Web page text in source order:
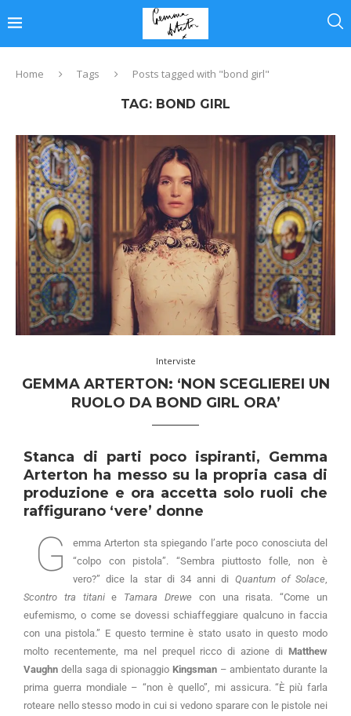
Home Tags Posts tagged with "bond girl"
TAG: BOND GIRL
Interviste
GEMMA ARTERTON: ‘NON SCEGLIEREI UN
RUOLO DA BOND GIRL ORA’
Stanca di parti poco ispiranti, Gemma
Arterton ha messo su la propria casa di
produzione e ora accetta solo ruoli che
raffigurano ‘vere’ donne
G
emma Arterton sta spiegando l’arte poco conosciuta del
“colpo con pistola”. “Sembra piuttosto folle, non è
vero?” dice la star di 34 anni di Quantum of Solace
Scontro tra titanie Tamara Drewe con una risata. “Come un
eufemismo, o come se dovessi schiaffeggiare qualcuno in faccia
con una pistola.” E questo termine è stato usato in questo modo
molto recentemente, ma nel prequel ricco di azione di Matthew
Vaughn della saga di spionaggio Kingsman– ambientato durante la
prima guerra mondiale – “non è quello”, mi assicura. “È più farla
roteare nello stesso modo in cui si vedono sparare con le pistole nei